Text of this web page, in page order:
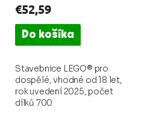
€52,59
Do košíka
Stavebnice LEGO® pro
dospělé, vhodné od 18 let,
rok uvedení 2025, počet
dílků 700